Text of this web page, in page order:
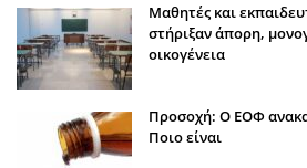
Μαθητές και
στήριξαν άπορη,
οικογένεια
Προσοχή: Ο ΕΟΦ
Ποιο είναι